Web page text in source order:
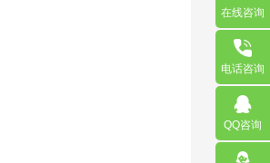
在线咨询
电话咨询
QQ咨询